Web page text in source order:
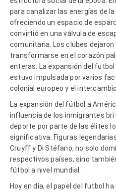
para canalizar las energías de
ofreciendo un espacio de
convirtió en una válvula de
comunitaria. Los clubes dejaron
transformarse en el corazón
enteras. La expansión del
estuvo impulsada por varios
colonial europeo y el
La expansión del fútbol a
influencia de los inmigrantes
deporte por parte de las élites
significativa. Figuras
Cruyff y Di Stéfano, no solo
respectivos países, sino
fútbol a nivel mundial.
Hoy en día, el papel del futbol